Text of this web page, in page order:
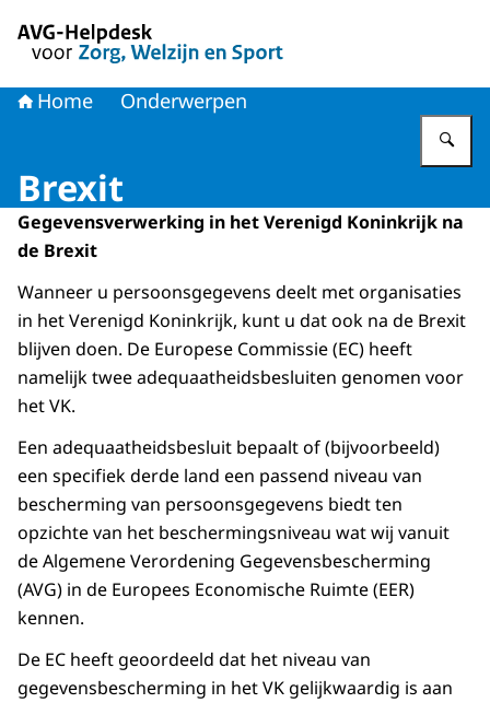
Home Onderwerpen
Brexit
Gegevensverwerking in het Verenigd Koninkrijk na
de Brexit
Wanneer u persoonsgegevens deelt met organisaties
in het Verenigd Koninkrijk, kunt u dat ook na de Brexit
blijven doen. De Europese Commissie (EC) heeft
namelijk twee adequaatheidsbesluiten genomen voor
het VK.
Een adequaatheidsbesluit bepaalt of (bijvoorbeeld)
een specifiek derde land een passend niveau van
bescherming van persoonsgegevens biedt ten
opzichte van het beschermingsniveau wat wij vanuit
de Algemene Verordening Gegevensbescherming
(AVG) in de Europees Economische Ruimte (EER)
kennen.
De EC heeft geoordeeld dat het niveau van
gegevensbescherming in het VK gelijkwaardig is aan